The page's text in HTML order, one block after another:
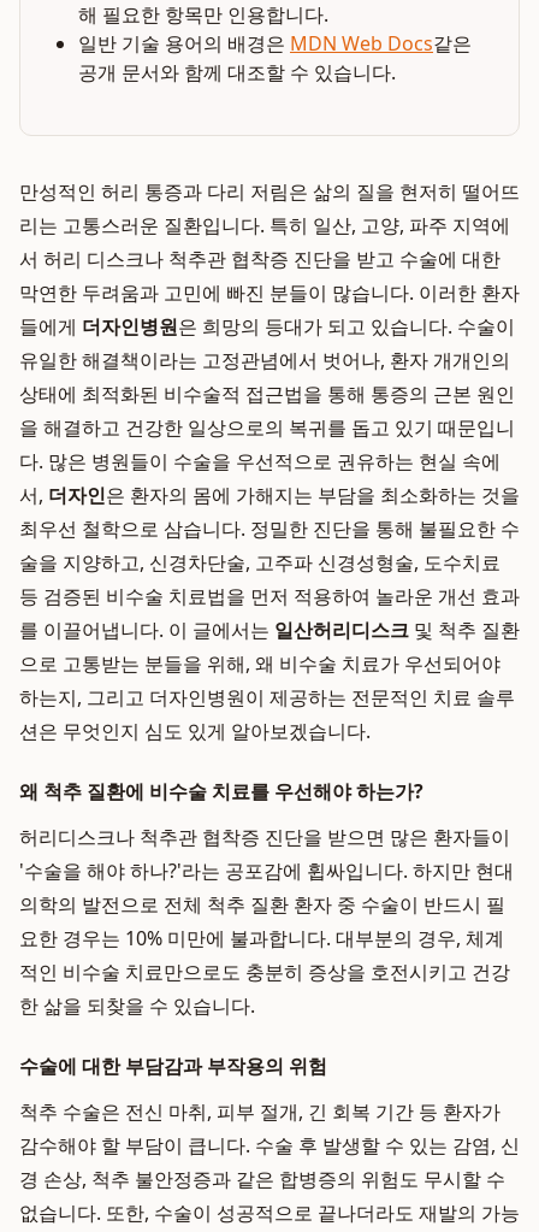
해 필요한 항목만 인용합니다.
일반 기술 용어의 배경은 MDN Web Docs같은
공개 문서와 함께 대조할 수 있습니다.
만성적인 허리 통증과 다리 저림은 삶의 질을 현저히 떨어뜨
리는 고통스러운 질환입니다. 특히 일산, 고양, 파주 지역에
서 허리 디스크나 척추관 협착증 진단을 받고 수술에 대한
막연한 두려움과 고민에 빠진 분들이 많습니다. 이러한 환자
들에게 더자인병원은 희망의 등대가 되고 있습니다. 수술이
유일한 해결책이라는 고정관념에서 벗어나, 환자 개개인의
상태에 최적화된 비수술적 접근법을 통해 통증의 근본 원인
을 해결하고 건강한 일상으로의 복귀를 돕고 있기 때문입니
다. 많은 병원들이 수술을 우선적으로 권유하는 현실 속에
서, 더자인은 환자의 몸에 가해지는 부담을 최소화하는 것을
최우선 철학으로 삼습니다. 정밀한 진단을 통해 불필요한 수
술을 지양하고, 신경차단술, 고주파 신경성형술, 도수치료
등 검증된 비수술 치료법을 먼저 적용하여 놀라운 개선 효과
를 이끌어냅니다. 이 글에서는 일산허리디스크 및 척추 질환
으로 고통받는 분들을 위해, 왜 비수술 치료가 우선되어야
하는지, 그리고 더자인병원이 제공하는 전문적인 치료 솔루
션은 무엇인지 심도 있게 알아보겠습니다.
왜 척추 질환에 비수술 치료를 우선해야 하는가?
허리디스크나 척추관 협착증 진단을 받으면 많은 환자들이
'수술을 해야 하나?'라는 공포감에 휩싸입니다. 하지만 현대
의학의 발전으로 전체 척추 질환 환자 중 수술이 반드시 필
요한 경우는 10% 미만에 불과합니다. 대부분의 경우, 체계
적인 비수술 치료만으로도 충분히 증상을 호전시키고 건강
한 삶을 되찾을 수 있습니다.
수술에 대한 부담감과 부작용의 위험
척추 수술은 전신 마취, 피부 절개, 긴 회복 기간 등 환자가
감수해야 할 부담이 큽니다. 수술 후 발생할 수 있는 감염, 신
경 손상, 척추 불안정증과 같은 합병증의 위험도 무시할 수
없습니다. 또한, 수술이 성공적으로 끝나더라도 재발의 가능